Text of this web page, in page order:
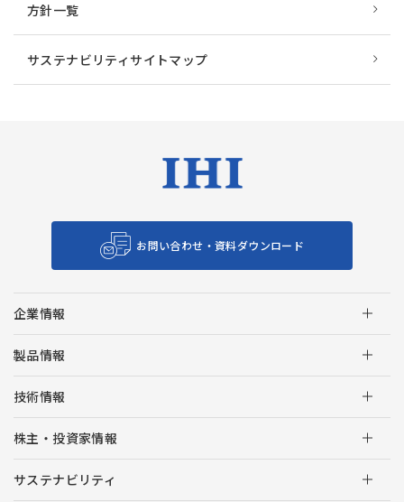
方針一覧
サステナビリティサイトマップ
お問い合わせ・資料ダウンロード
企業情報
製品情報
技術情報
株主・投資家情報
サステナビリティ